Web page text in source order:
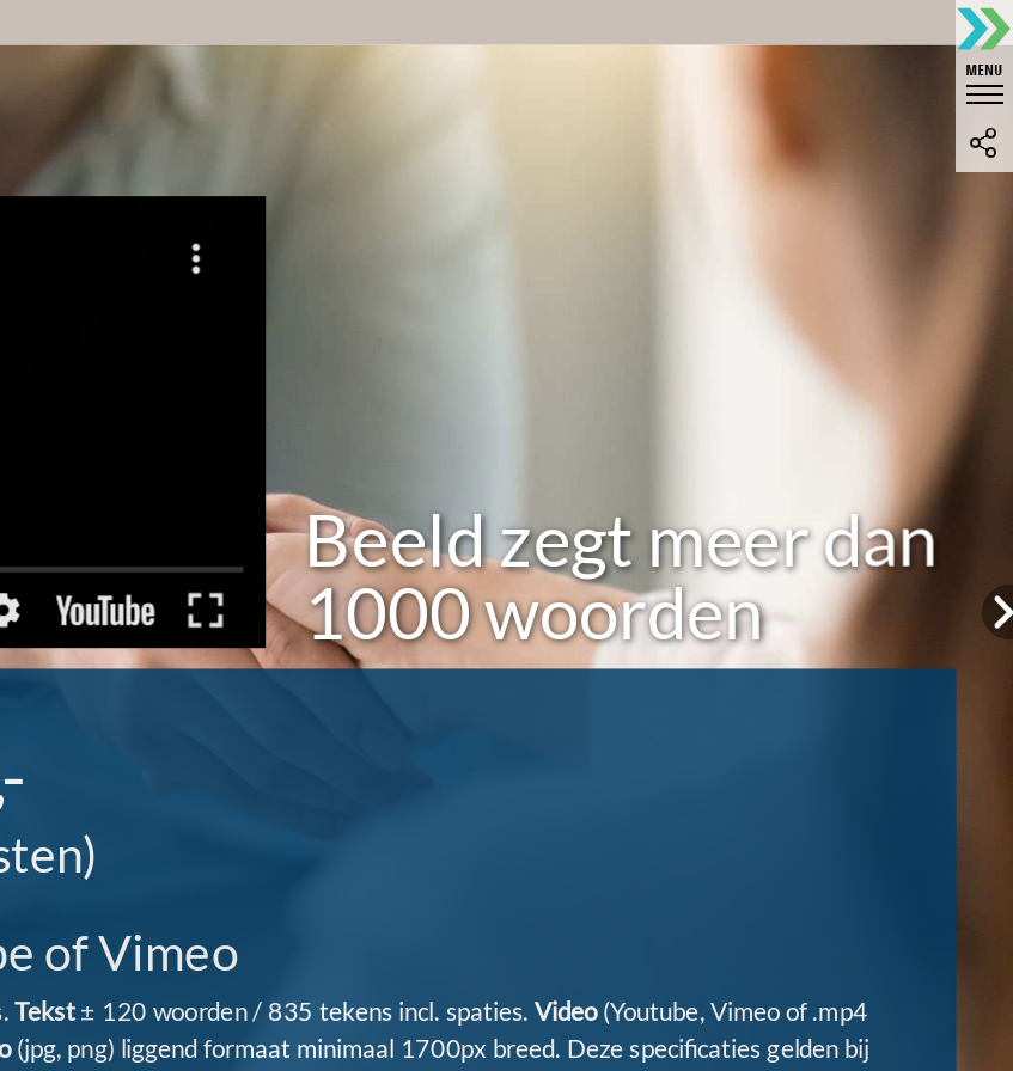
Beeld zegt meer dan
1000 woorden
of Vimeo
Tekst± 120 woorden / 835 tekens incl. spaties. Video(Youtube, Vimeo of .mp4
(jpg, png) liggend formaat minimaal 1700px breed. Deze specificaties gelden bij